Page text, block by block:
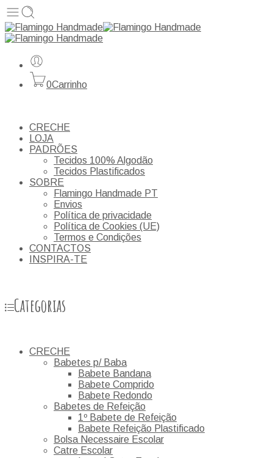
0Carrinho
CRECHE
LOJA
PADRÕES
Tecidos 100% Algodão
Tecidos Plastificados
SOBRE
Flamingo Handmade PT
Envios
Política de privacidade
Política de Cookies (UE)
Termos e Condições
CONTACTOS
INSPIRA-TE
Categorias
CRECHE
Babetes p/ Baba
Babete Bandana
Babete Comprido
Babete Redondo
Babetes de Refeição
1º Babete de Refeição
Babete Refeição Plastificado
Bolsa Necessaire Escolar
Catre Escolar